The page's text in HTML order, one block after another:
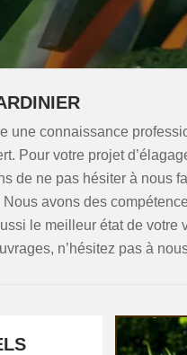
une connaissance
Pour votre projet
de ne pas hésiter à nous
avons des
le meilleur état de votre
n’hésitez pas à